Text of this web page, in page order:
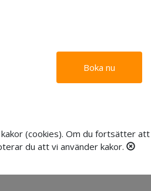
Boka nu
kakor (cookies). Om du fortsätter att
du att vi använder kakor.